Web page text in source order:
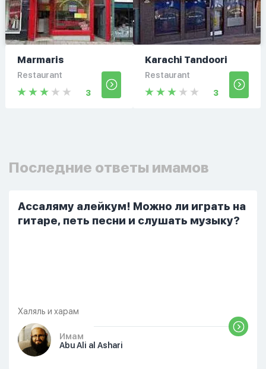
Marmaris
Restaurant
3
Karachi Tandoori
Restaurant
3
Последние ответы имамов
Ассаляму алейкум! Можно ли играть на
гитаре, петь песни и слушать музыку?
Халяль и харам
Имам
Abu Ali al Ashari